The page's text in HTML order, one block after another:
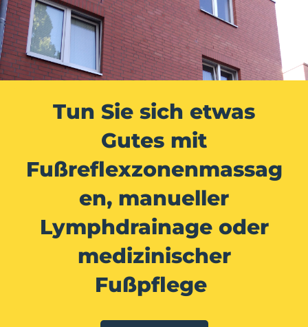
Tun Sie sich etwas
Gutes mit
Fußreflexzonenmassag
en, manueller
Lymphdrainage oder
medizinischer
Fußpflege